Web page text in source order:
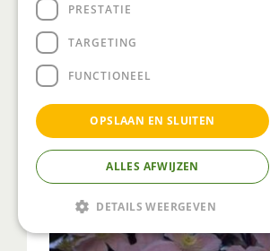
PRESTATIE
TARGETING
FUNCTIONEEL
OPSLAAN EN SLUITEN
ALLES AFWIJZEN
DETAILS WEERGEVEN